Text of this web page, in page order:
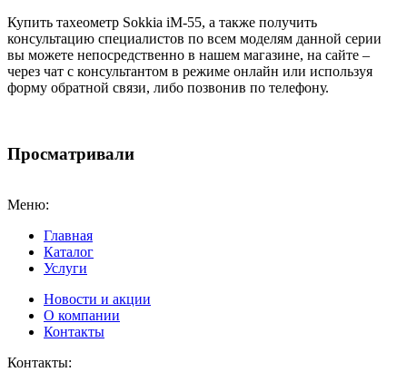
Купить тахеометр Sokkia iM-55, а также получить
консультацию специалистов по всем моделям данной серии
вы можете непосредственно в нашем магазине, на сайте –
через чат с консультантом в режиме онлайн или используя
форму обратной связи, либо позвонив по телефону.
Просматривали
Меню:
Главная
Каталог
Услуги
Новости и акции
О компании
Контакты
Контакты: